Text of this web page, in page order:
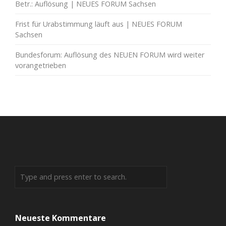
Betr.: Auflösung | NEUES FORUM Sachsen
Frist für Urabstimmung läuft aus | NEUES FORUM
Sachsen
Bundesforum: Auflösung des NEUEN FORUM wird weiter
vorangetrieben
Neueste Kommentare